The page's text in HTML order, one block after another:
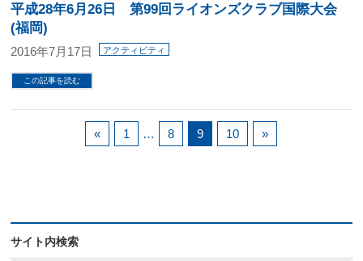
平成28年6月26日 第99回ライオンズクラブ国際大会
(福岡)
2016年7月17日 アクティビティ
この記事を読む
« 1 … 8 9 10 »
サイト内検索